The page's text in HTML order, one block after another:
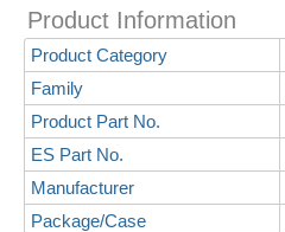
Product Information
Product Category
Family
Product Part No.
ES Part No.
Manufacturer
Package/Case